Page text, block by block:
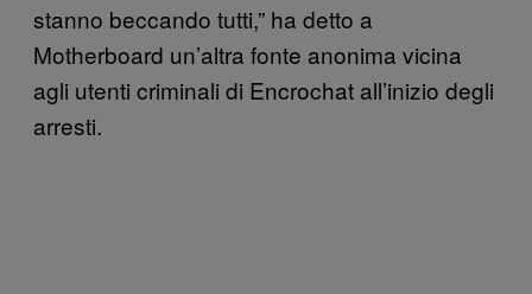
stanno beccando tutti,” ha detto a
Motherboard un’altra fonte anonima vicina
agli utenti criminali di Encrochat all’inizio degli
arresti.